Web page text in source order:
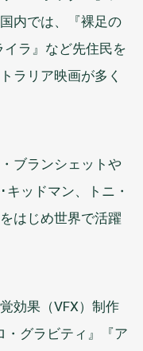
国内では、『裸足の
イラ』など先住民を
ラリア映画が多 く
ブランシェットや
ッドマン、トニ・
はじめ世界で活躍
効果 （VFX）制作
・グラビティ』『ア